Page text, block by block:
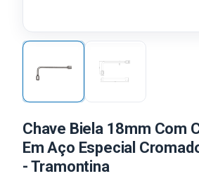
Chave Biela 18mm Com
Em Aço Especial
- Tramontina